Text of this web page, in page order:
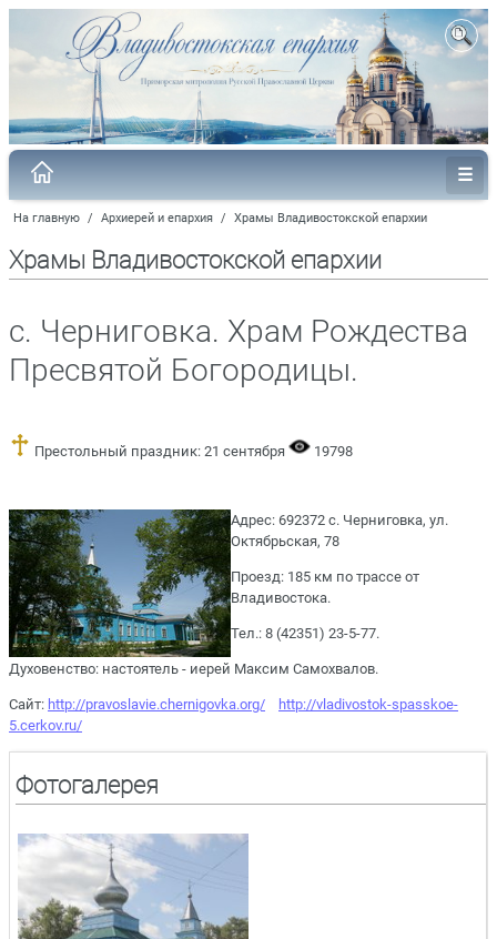
На главную / Архиерей и епархия / Храмы Владивостокской епархии
Храмы Владивостокской епархии
с. Черниговка. Храм Рождества
Пресвятой Богородицы.
Престольный праздник: 21 сентября 19798
Адрес: 692372 с. Черниговка, ул.
Октябрьская, 78
Проезд: 185 км по трассе от
Владивостока.
Тел.: 8 (42351) 23-5-77.
Духовенство: настоятель - иерей Максим Самохвалов.
Сайт: http://pravoslavie.chernigovka.org/
http://vladivostok-spasskoe-
5.cerkov.ru/
Фотогалерея